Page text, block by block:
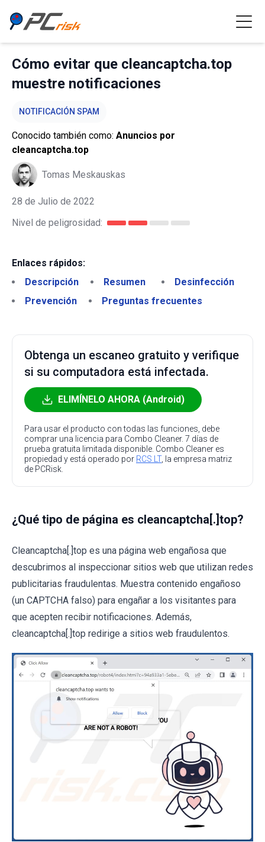
Cómo evitar que cleancaptcha.top
muestre notificaciones
NOTIFICACIÓN SPAM
Conocido también como: Anuncios por
cleancaptcha.top
Tomas Meskauskas
28 de Julio de 2022
Nivel de peligrosidad:
Enlaces rápidos:
Descripción
Resumen
Desinfección
Prevención
Preguntas frecuentes
Obtenga un escaneo gratuito y verifique
si su computadora está infectada.
ELIMÍNELO AHORA (Android)
Para usar el producto con todas las funciones, debe
comprar una licencia para Combo Cleaner. 7 días de
prueba gratuita limitada disponible. Combo Cleaner es
propiedad y está operado por RCS LT, la empresa matriz
de PCRisk.
¿Qué tipo de página es cleancaptcha[.]top?
Cleancaptcha[.]top es una página web engañosa que
descubrimos al inspeccionar sitios web que utilizan redes
publicitarias fraudulentas. Muestra contenido engañoso
(un CAPTCHA falso) para engañar a los visitantes para
que acepten recibir notificaciones. Además,
cleancaptcha[.]top redirige a sitios web fraudulentos.